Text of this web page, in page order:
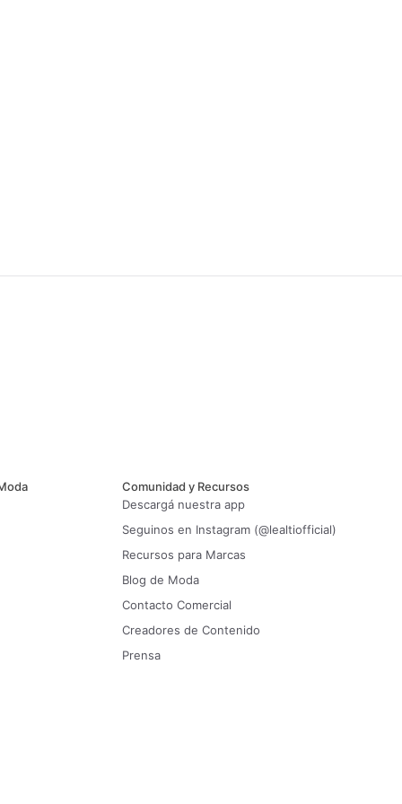
Comunidad y Recursos
Descargá nuestra app
Seguinos en Instagram (@lealtiofficial)
Recursos para Marcas
Blog de Moda
Contacto Comercial
Creadores de Contenido
Prensa